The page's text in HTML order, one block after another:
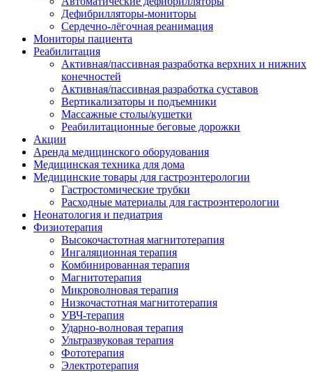
Дефибрилляторы-мониторы
Сердечно-лёгочная реанимация
Мониторы пациента
Реабилитация
Активная/пассивная разработка верхних и нижних
конечностей
Активная/пассивная разработка суставов
Вертикализаторы и подъемники
Массажные столы/кушетки
Реабилитационные беговые дорожки
Акции
Аренда медицинского оборудования
Медицинская техника для дома
Медицинские товары для гастроэнтерологии
Гастростомические трубки
Расходные материалы для гастроэнтерологии
Неонатология и педиатрия
Физиотерапия
Высокочастотная магнитотерапия
Ингаляционная терапия
Комбинированная терапия
Магнитотерапия
Микроволновая терапия
Низкочастотная магнитотерапия
УВЧ-терапия
Ударно-волновая терапия
Ультразвуковая терапия
Фототерапия
Электротерапия